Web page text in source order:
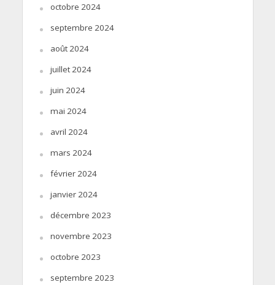
octobre 2024
septembre 2024
août 2024
juillet 2024
juin 2024
mai 2024
avril 2024
mars 2024
février 2024
janvier 2024
décembre 2023
novembre 2023
octobre 2023
septembre 2023